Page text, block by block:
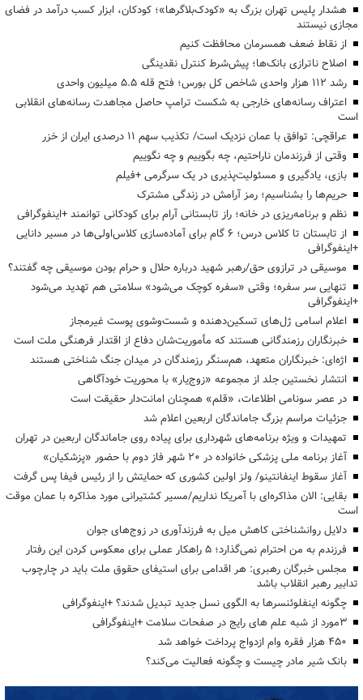
هشدار پلیس تهران بزرگ به «کودک‌بلاگرها»؛ کودکان، ابزار کسب درآمد در فضای
مجازی نیستند
از نقاط ضعف همسرمان محافظت کنیم
اصلاح ناترازی بانک‌ها؛ پیش‌شرط کنترل نقدینگی
رشد ۱۱۲ هزار واحدی شاخص کل بورس؛ فتح قله ۵.۵ میلیون واحدی
اعتراف رسانه‌های خارجی به شکست ترامپ حاصل مجاهدت رسانه‌های انقلابی
است
عراقچی: توافق با عمان نزدیک است/ تکذیب سهم ۱۱ درصدی ایران از خزر
وقتی از فرزندمان ناراحتیم، چه بگوییم و چه نگوییم
بازی، یادگیری و مسئولیت‌پذیری در یک سرگرمی +فیلم
حریم‌ها را بشناسیم؛ رمز آرامش در زندگی مشترک
نظم و برنامه‌ریزی در خانه؛ راز تابستانی آرام برای کودکانی توانمند +اینفوگرافی
از تابستان تا کلاس درس؛ ۶ گام برای آماده‌سازی کلاس‌اولی‌ها در مسیر دانایی
+اینفوگرافی
موسیقی در ترازوی حق/رهبر شهید درباره حلال و حرام بودن موسیقی چه گفتند؟
تنهایی سر سفره؛ وقتی «سفره کوچک می‌شود» سلامتی هم تهدید می‌شود
+اینفوگرافی
اعلام اسامی ژل‌های تسکین‌دهنده و شست‌وشوی پوست غیرمجاز
خبرنگاران رزمندگانی هستند که مأموریت‌شان دفاع از اقتدار فرهنگی ملت است
اژه‌ای: خبرنگاران متعهد، هم‌سنگر رزمندگان در میدان جنگ شناختی هستند
انتشار نخستین جلد از مجموعه «زوج‌یار» با محوریت خودآگاهی
در عصر سونامی اطلاعات، «قلم» همچنان امانت‌دار حقیقت است
جزئیات مراسم بزرگ جاماندگان اربعین اعلام شد
تمهیدات و ویژه برنامه‌های شهرداری برای پیاده روی جاماندگان اربعین در تهران
آغاز برنامه ملی پزشکی خانواده در ۲۰ شهر فاز دوم با حضور «پزشکیان»
آغاز سقوط اینفانتینو/ ولز اولین کشوری که حمایتش را از رئیس فیفا پس گرفت
بقایی: الان مذاکره‌ای با آمریکا نداریم/مسیر کشتیرانی مورد مذاکره با عمان موقت
است
دلایل روانشناختی کاهش میل به فرزندآوری در زوج‌های جوان
فرزندم به من احترام نمی‌گذارد؛ ۵ راهکار عملی برای معکوس کردن این رفتار
مجلس خبرگان رهبری: هر اقدامی برای استیفای حقوق ملت باید در چارچوب
تدابیر رهبر انقلاب باشد
چگونه اینفلوئنسرها به الگوی نسل جدید تبدیل شدند؟ +اینفوگرافی
3مورد از شبه علم های رایج در صفحات سلامت +اینفوگرافی
۴۵۰ هزار فقره وام ازدواج پرداخت خواهد شد
بانک شیر مادر چیست و چگونه فعالیت می‌کند؟